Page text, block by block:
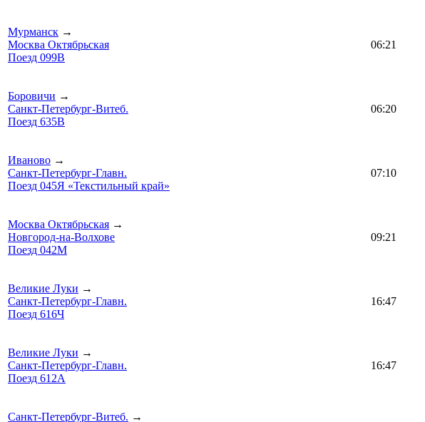
Мурманск →
Москва Октябрьская
Поезд 099В
06:21
Боровичи →
Санкт-Петербург-Витеб.
Поезд 635В
06:20
Иваново →
Санкт-Петербург-Главн.
Поезд 045Я «Текстильный край»
07:10
Москва Октябрьская →
Новгород-на-Волхове
Поезд 042М
09:21
Великие Луки →
Санкт-Петербург-Главн.
Поезд 616Ч
16:47
Великие Луки →
Санкт-Петербург-Главн.
Поезд 612А
16:47
Санкт-Петербург-Витеб. →